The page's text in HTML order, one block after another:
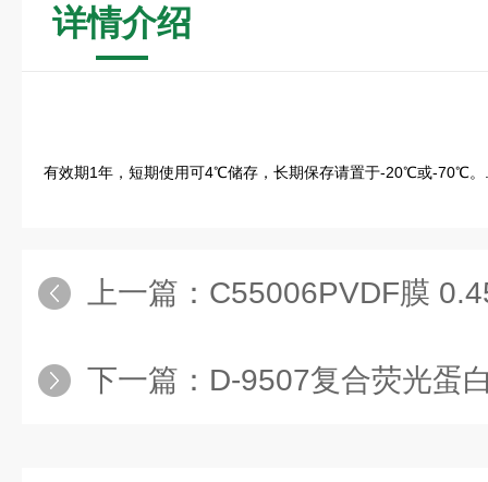
详情介绍
有效期1年，短期使用可4℃储存，长期保存请置于-20℃或-70℃。.
上一篇： C55006PVDF膜 0.45μm（进口
下一篇： D-9507复合荧光蛋